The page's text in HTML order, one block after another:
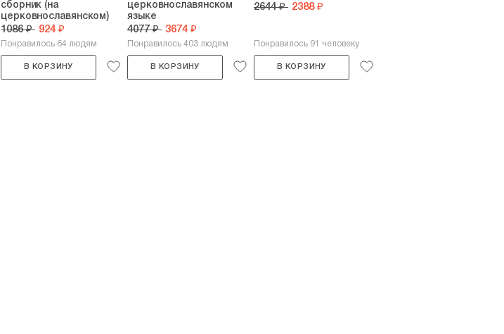
сборник (на
церковнославянском)
1086 ₽ 924 ₽
Понравилось 64 людям
В КОРЗИНУ
церковнославянском
языке
4077 ₽ 3674 ₽
Понравилось 403 людям
В КОРЗИНУ
2644 ₽ 2388 ₽
Понравилось 91 человеку
В КОРЗИНУ